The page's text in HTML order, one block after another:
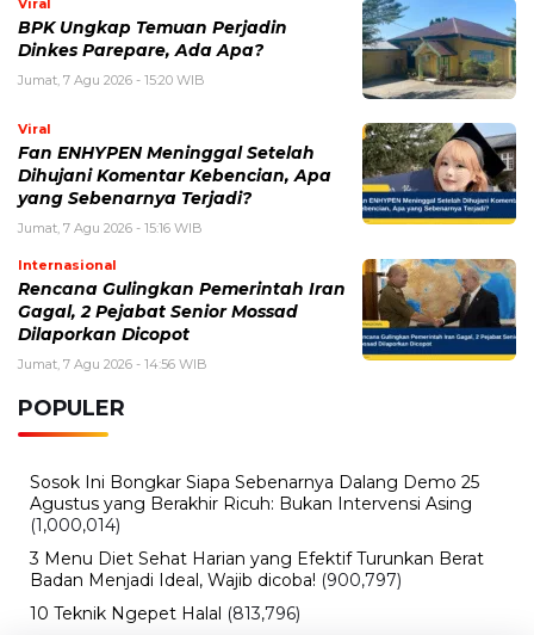
Viral
BPK Ungkap Temuan Perjadin
Dinkes Parepare, Ada Apa?
Jumat, 7 Agu 2026 - 15:20 WIB
Viral
Fan ENHYPEN Meninggal Setelah
Dihujani Komentar Kebencian, Apa
yang Sebenarnya Terjadi?
Jumat, 7 Agu 2026 - 15:16 WIB
Internasional
Rencana Gulingkan Pemerintah Iran
Gagal, 2 Pejabat Senior Mossad
Dilaporkan Dicopot
Jumat, 7 Agu 2026 - 14:56 WIB
POPULER
Sosok Ini Bongkar Siapa Sebenarnya Dalang Demo 25
Agustus yang Berakhir Ricuh: Bukan Intervensi Asing
(1,000,014)
3 Menu Diet Sehat Harian yang Efektif Turunkan Berat
Badan Menjadi Ideal, Wajib dicoba! (900,797)
10 Teknik Ngepet Halal (813,796)